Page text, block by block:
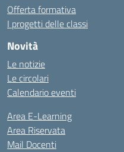
Offerta formativa
I progetti delle classi
Novità
Le notizie
Le circolari
Calendario eventi
Area E-Learning
Area Riservata
Mail Docenti